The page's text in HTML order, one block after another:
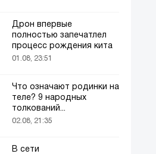
Дрон впервые
полностью запечатлел
процесс рождения кита
01.08, 23:51
Что означают родинки на
теле? 9 народных
толкований...
02.08, 21:35
В сети